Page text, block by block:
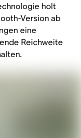
holt
Version ab
eine
Reichweite